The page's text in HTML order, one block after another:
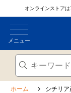
オンラインストア
メニュー
ホーム シチリ